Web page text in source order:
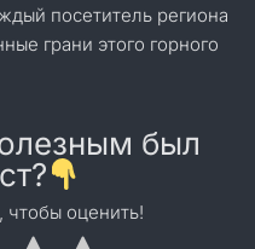
посетитель региона
грани этого горного
был
чтобы оценить!